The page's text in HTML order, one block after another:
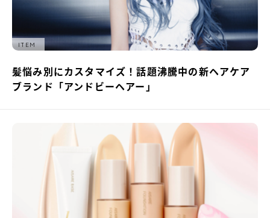
ITEM
髪悩み別にカスタマイズ！話題沸騰中の新ヘアケア
ブランド「アンドビーヘアー」